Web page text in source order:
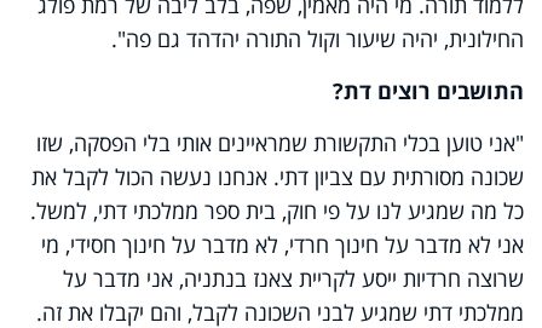
החילונית, יהיה שיעור וקול התורה יהדהד גם פה".
התושבים רוצים דת?
"אני טוען בכלי התקשורת שמראיינים אותי בלי הפסקה, שזו
שכונה מסורתית עם צביון דתי. אנחנו נעשה הכול לקבל את
כל מה שמגיע לנו על פי חוק, בית ספר ממלכתי דתי, למשל.
אני לא מדבר על חינוך חרדי, לא מדבר על חינוך חסידי, מי
שרוצה חרדיות ייסע לקריית צאנז בנתניה, אני מדבר על
ממלכתי דתי שמגיע לבני השכונה לקבל, והם יקבלו את זה.